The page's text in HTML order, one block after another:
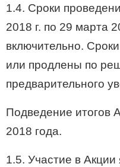
1.4. Сроки
2018 г. по 29 марта
включительно.
или продлены по
предварительного
Подведение итогов
2018 года.
1.5. Участие в